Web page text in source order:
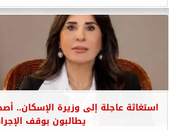
استغاثة عاجلة إلى وزيرة الإسكان..
يطالبون بوقف